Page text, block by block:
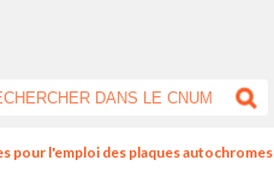
pour l'emploi des plaques autochromes